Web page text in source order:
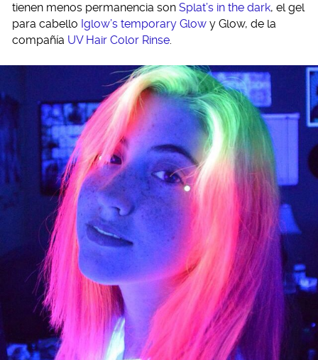
tienen menos permanencia son Splat’s in the dark, el gel
para cabello Iglow’s temporary Glow y Glow, de la
compañía UV Hair Color Rinse